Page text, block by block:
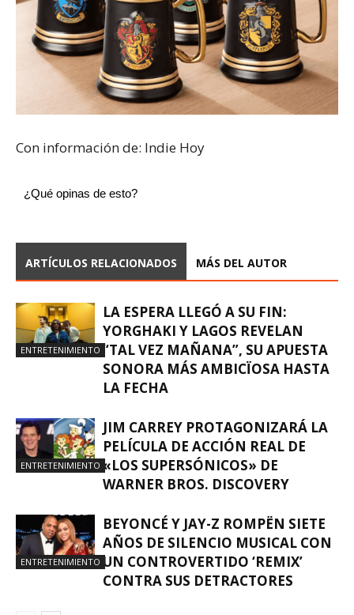
Con información de: Indie Hoy
¿Qué opinas de esto?
ARTÍCULOS RELACIONADOS MÁS DEL AUTOR
ENTRETENIMIENTO
LA ESPERA LLEGÓ A SU FIN:
YORGHAKI Y LAGOS REVELAN
“TAL VEZ MAÑANA”, SU APUESTA
SONORA MÁS AMBICÏOSA HASTA
LA FECHA
ENTRETENIMIENTO
JIM CARREY PROTAGONIZARÁ LA
PELÍCULA DE ACCIÓN REAL DE
«LOS SUPERSÓNICOS» DE
WARNER BROS. DISCOVERY
ENTRETENIMIENTO
BEYONCÉ Y JAY-Z ROMPËN SIETE
AÑOS DE SILENCIO MUSICAL CON
UN CONTROVERTIDO ‘REMIX’
CONTRA SUS DETRACTORES